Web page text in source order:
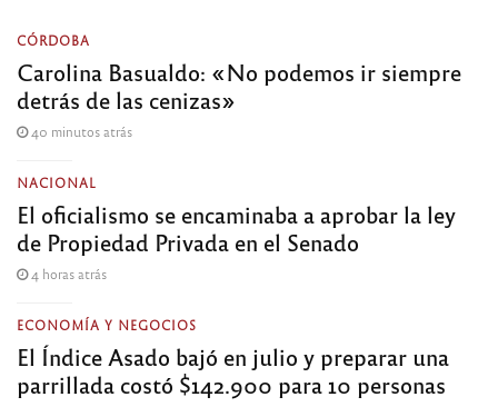
CÓRDOBA
Carolina Basualdo: «No podemos ir siempre
detrás de las cenizas»
40 minutos atrás
NACIONAL
El oficialismo se encaminaba a aprobar la ley
de Propiedad Privada en el Senado
4 horas atrás
ECONOMÍA Y NEGOCIOS
El Índice Asado bajó en julio y preparar una
parrillada costó $142.900 para 10 personas